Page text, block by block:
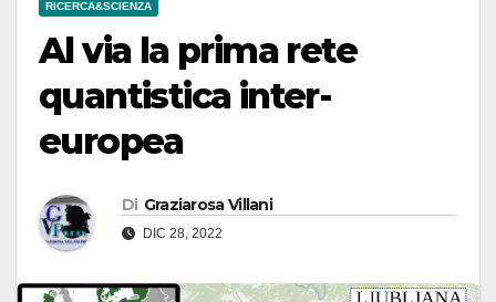
RICERCA&SCIENZA
Al via la prima rete
quantistica inter-
europea
Di Graziarosa Villani
DIC 28, 2022